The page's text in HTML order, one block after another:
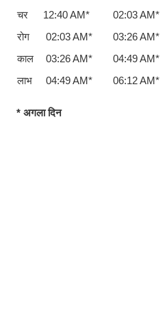
चर
12:40 AM*
02:03 AM*
रोग
02:03 AM*
03:26 AM*
काल
03:26 AM*
04:49 AM*
लाभ
04:49 AM* 06:12 AM*
* अगला दिन